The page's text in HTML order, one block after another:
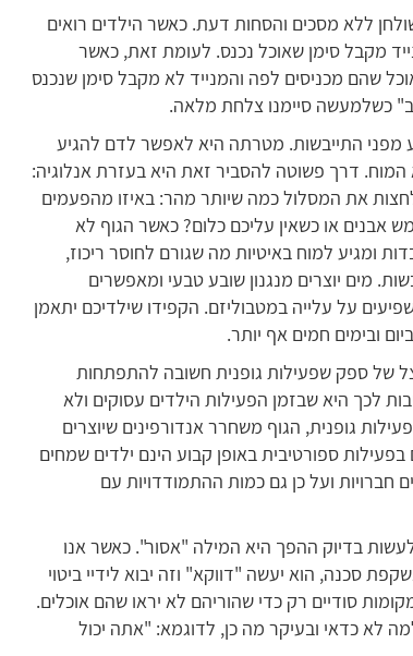
ללא מסכים והסחות דעת. כאשר הילדים רואים
מקבל סימן שאוכל נכנס. לעומת זאת, כאשר
שהם מכניסים לפה והמנייד לא מקבל סימן שנכנס
כשלמעשה סיימנו צלחת מלאה.
התייבשות. מטרתה היא לאפשר לדם להגיע
המוח. דרך פשוטה להסביר זאת היא בעזרת אנלוגיה:
את המסלול כמה שיותר מהר: באיזו מהפעמים
אבנים או כשאין עליכם כלום? כאשר הגוף לא
ומגיע למוח באיטיות מה שגורם לחוסר ריכוז,
מים יוצרים מנגנון שובע טבעי ומאפשרים
על עלייה במטבוליזם. הקפידו שילדיכם יתאמן
ובימים חמים אף יותר.
של ספק שפעילות גופנית חשובה להתפתחות
לכך היא שבזמן הפעילות הילדים עסוקים ולא
גופנית, הגוף משחרר אנדורפינים שיוצרים
ספורטיבית באופן קבוע הינם ילדים שמחים
חברויות ועל כן גם כמות ההתמודדויות עם
בדיוק ההפך היא המילה "אסור". כאשר אנו
סכנה, הוא יעשה "דווקא" וזה יבוא לידיי ביטוי
סודיים רק כדי שהוריהם לא יראו שהם אוכלים.
לא כדאי ובעיקר מה כן, לדוגמא: "אתה יכול